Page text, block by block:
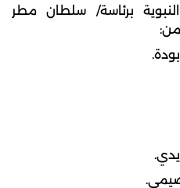
النبوية برئاسة/ سلطان مطر